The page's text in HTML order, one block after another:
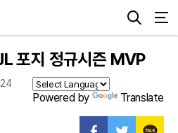
포지 정규시즌 MVP
Powered by Translate